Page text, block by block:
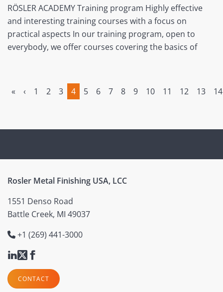
RÖSLER ACADEMY Training program Highly effective
and interesting training courses with a focus on
practical aspects In our training program, open to
everybody, we offer courses covering the basics of
« ‹ 1 2 3
4
5 6 7 8 9 10 11 12 13 14
Rosler Metal Finishing USA, LCC
1551 Denso Road
Battle Creek, MI 49037
+1 (269) 441-3000
CONTACT